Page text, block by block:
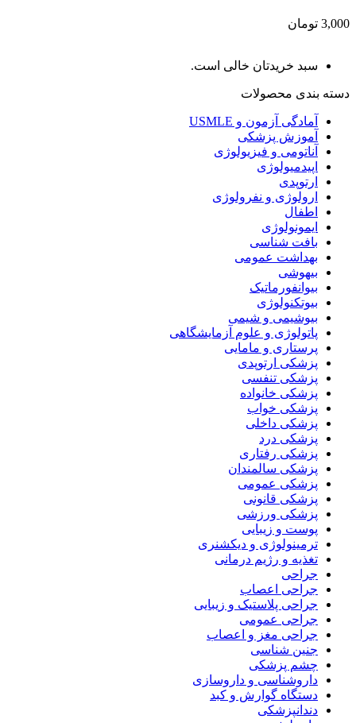
3,000 تومان
سبد خریدتان خالی است.
دسته بندی محصولات
آمادگی آزمون و USMLE
آموزش پزشکی
آناتومی و فیزیولوژی
اپیدمیولوژی
ارتوپدی
ارولوژی و نفرولوژی
اطفال
ایمونولوژی
بافت شناسی
بهداشت عمومی
بیهوشی
بیوانفورماتیک
بیوتکنولوژی
بیوشیمی و شیمی
پاتولوژی و علوم آزمایشگاهی
پرستاری و مامایی
پزشکی ارتوپدی
پزشکی تنفسی
پزشکی خانواده
پزشکی خواب
پزشکی داخلی
پزشکی درد
پزشکی رفتاری
پزشکی سالمندان
پزشکی عمومی
پزشکی قانونی
پزشکی ورزشی
پوست و زیبایی
ترمینولوژی و دیکشنری
تغذیه و رژیم درمانی
جراحی
جراحی اعصاب
جراحی پلاستیک و زیبایی
جراحی عمومی
جراحی مغز و اعصاب
جنین شناسی
چشم پزشکی
داروشناسی و داروسازی
دستگاه گوارش و کبد
دندانپزشکی